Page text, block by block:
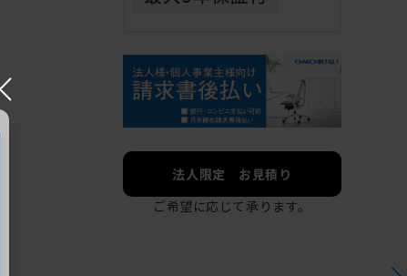
法人限定 お見積り
ご希望に応じて承ります。